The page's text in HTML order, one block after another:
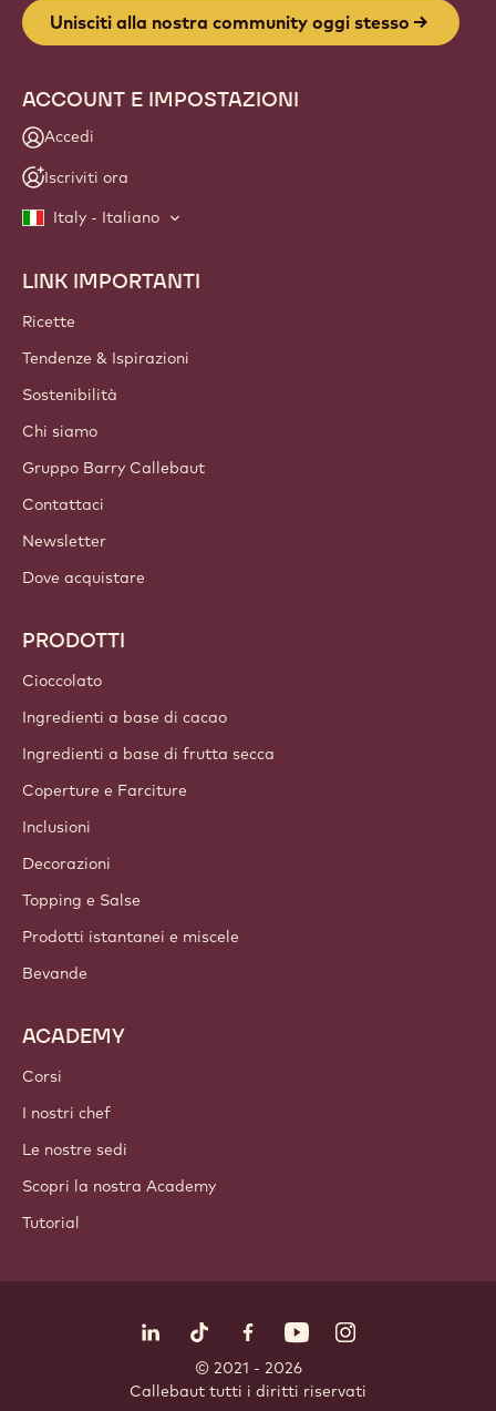
Unisciti alla nostra community oggi stesso
ACCOUNT E IMPOSTAZIONI
Accedi
Iscriviti ora
Italy - Italiano
Footer
Callebaut
LINK IMPORTANTI
Ricette
Tendenze & Ispirazioni
Sostenibilità
Chi siamo
Gruppo Barry Callebaut
Contattaci
Newsletter
Dove acquistare
PRODOTTI
Cioccolato
Ingredienti a base di cacao
Ingredienti a base di frutta secca
Coperture e Farciture
Inclusioni
Decorazioni
Topping e Salse
Prodotti istantanei e miscele
Bevande
ACADEMY
Corsi
I nostri chef
Le nostre sedi
Scopri la nostra Academy
Tutorial
LinkedIn Opens in a new window.
TikTok Opens in a new window.
Facebook Opens in a new
YouTubeInstagram
© 2021 - 2026
Callebaut tutti i diritti riservati